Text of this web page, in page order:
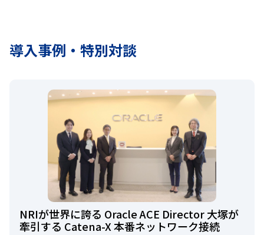
導入事例・特別対談
NRIが世界に誇る Oracle ACE Director 大塚が
牽引する Catena-X 本番ネットワーク接続